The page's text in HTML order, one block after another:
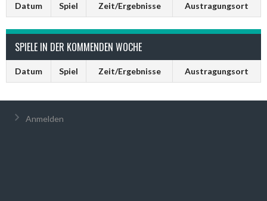
Datum Spiel Zeit/Ergebnisse Austragungsort
SPIELE IN DER KOMMENDEN WOCHE
Datum Spiel Zeit/Ergebnisse Austragungsort
Anmelden